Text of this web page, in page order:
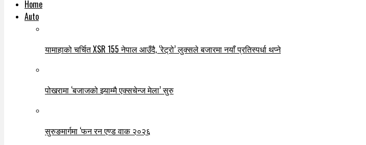
Home
Auto
यामाहाको चर्चित XSR 155 नेपाल आउँदै, ‘रेट्रो’ लुक्सले बजारमा नयाँ प्रतिस्पर्धा थप्ने
पोखरामा ‘बजाजको झ्याम्मै एक्सचेन्ज मेला’ सुरु
सुरुङमार्गमा ‘फन रन एण्ड वाक २०२६